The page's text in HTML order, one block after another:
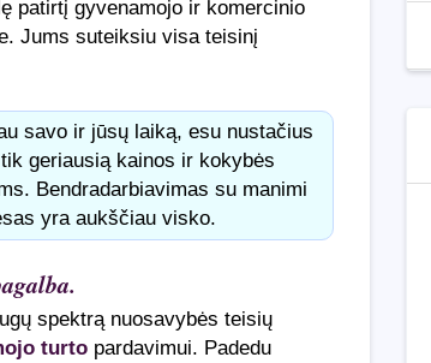
patirtį gyvenamojo ir komercinio
Jums suteiksiu visa teisinį
savo ir jūsų laiką, esu nustačius
geriausią kainos ir kokybės
Bendradarbiavimas su manimi
yra aukščiau visko.
spektrą nuosavybės teisių
turto pardavimui. Padedu